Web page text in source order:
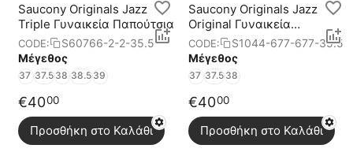
Saucony Originals Jazz
Triple Γυναικεία Παπούτσια
CODE:
S60766-2-2-35.5
Μέγεθος
37 37.538 38.539
€4000
Προσθήκη στο Καλάθι
Saucony Originals Jazz
Original Γυναικεία
Παπούτσια
CODE:
S1044-677-677-35.5
Μέγεθος
37 37.5 38
€4000
Προσθήκη στο Καλάθι